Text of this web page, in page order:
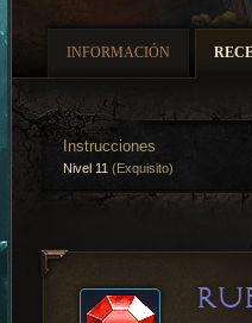
INFORMACIÓN
Instrucciones
Nivel 11 (Exquisito)